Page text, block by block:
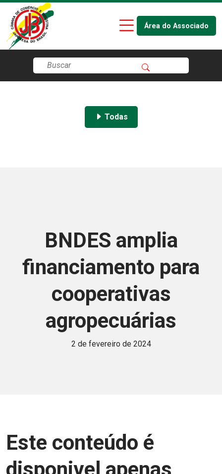
Área do Associado
Todas
BNDES amplia
financiamento para
cooperativas
agropecuárias
2 de fevereiro de 2024
Este conteúdo é
disponivel apenas